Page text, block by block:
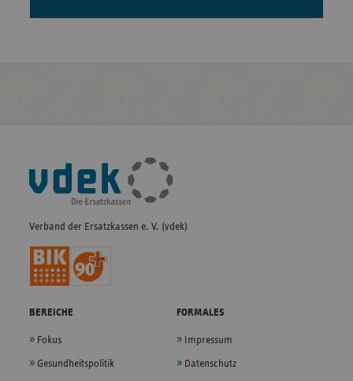
Fußleisten-
Navigation
Verband der Ersatzkassen e. V. (vdek)
BEREICHE
Fokus
Gesundheitspolitik
FORMALES
Impressum
Datenschutz